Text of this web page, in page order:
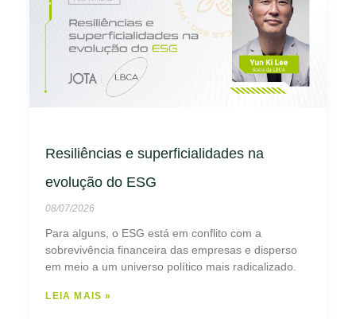
Resiliências e superficialidades na
evolução do ESG
08/07/2026
Para alguns, o ESG está em conflito com a
sobrevivência financeira das empresas e disperso
em meio a um universo político mais radicalizado.
LEIA MAIS »